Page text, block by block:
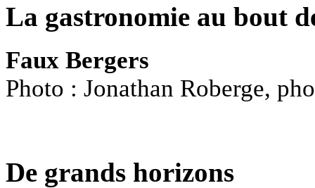
La gastronomie au bout
Faux Bergers
Photo : Jonathan Roberge,
De grands horizons